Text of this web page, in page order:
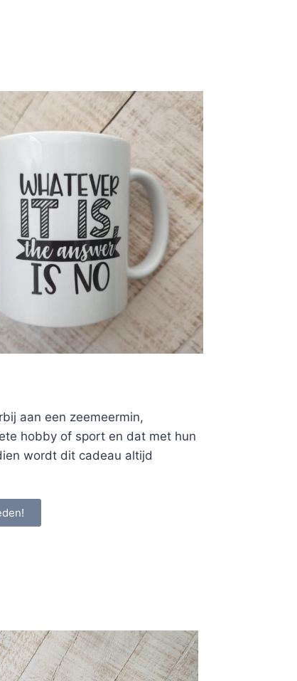
aan een zeemeermin,
hobby of sport en dat met hun
wordt dit cadeau altijd